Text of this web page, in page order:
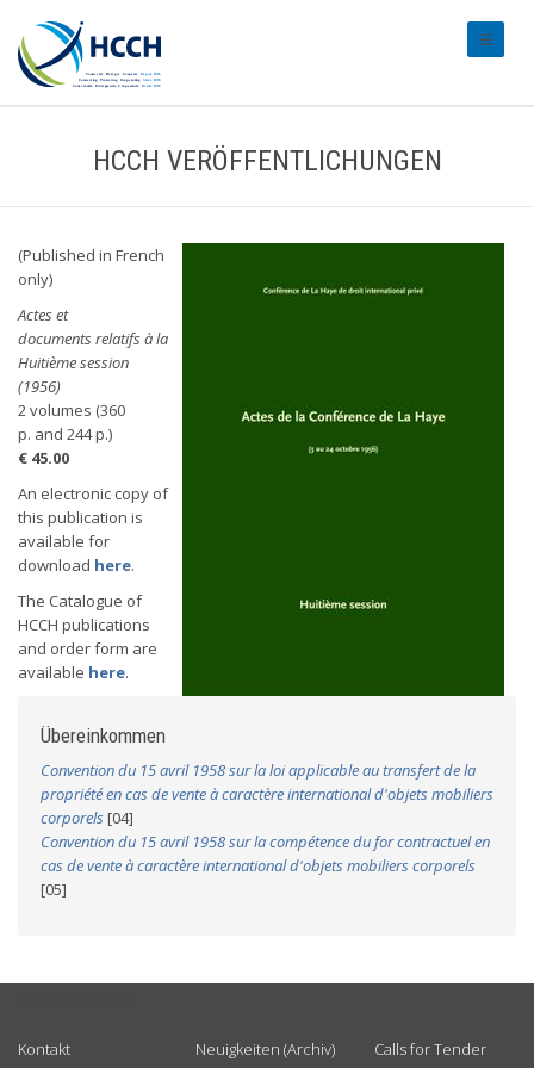
HCCH VERÖFFENTLICHUNGEN
(Published in French
only)
Actes et
documents relatifs à la
Huitième session
(1956)
2 volumes (360
p. and 244 p.)
€ 45.00
An electronic copy of
this publication is
available for
download here.
The Catalogue of
HCCH publications
and order form are
available here.
Übereinkommen
Convention du 15 avril 1958 sur la loi applicable au transfert de la
propriété en cas de vente à caractère international d'objets mobiliers
corporels[04]
Convention du 15 avril 1958 sur la compétence du for contractuel en
cas de vente à caractère international d'objets mobiliers corporels
[05]
Kontakt Neuigkeiten (Archiv) Calls for Tender